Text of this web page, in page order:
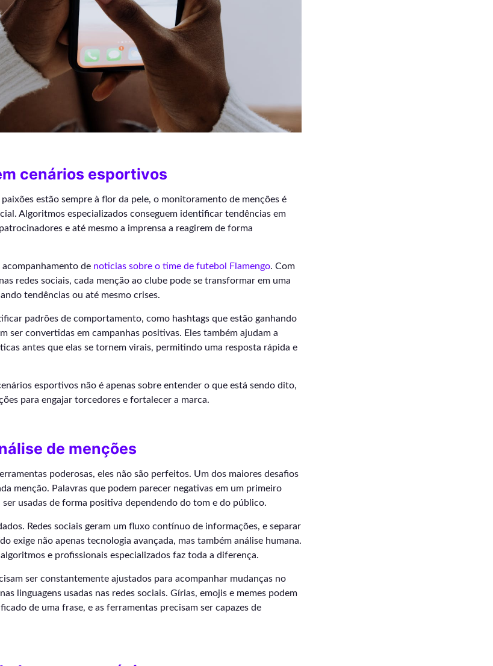
cenários esportivos
estão sempre à flor da pele, o monitoramento de menções é
Algoritmos especializados conseguem identificar tendências em
e até mesmo a imprensa a reagirem de forma
de noticias sobre o time de futebol Flamengo. Com
redes sociais, cada menção ao clube pode se transformar em uma
tendências ou até mesmo crises.
padrões de comportamento, como hashtags que estão ganhando
ser convertidas em campanhas positivas. Eles também ajudam a
antes que elas se tornem virais, permitindo uma resposta rápida e
esportivos não é apenas sobre entender o que está sendo dito,
para engajar torcedores e fortalecer a marca.
de menções
poderosas, eles não são perfeitos. Um dos maiores desafios
menção. Palavras que podem parecer negativas em um primeiro
usadas de forma positiva dependendo do tom e do público.
Redes sociais geram um fluxo contínuo de informações, e separar
exige não apenas tecnologia avançada, mas também análise humana.
e profissionais especializados faz toda a diferença.
ser constantemente ajustados para acompanhar mudanças no
linguagens usadas nas redes sociais. Gírias, emojis e memes podem
de uma frase, e as ferramentas precisam ser capazes de